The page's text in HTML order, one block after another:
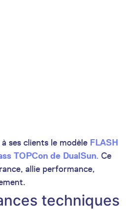
ses clients le modèle FLASH
TOPCon de DualSun. Ce
allie performance,
techniques